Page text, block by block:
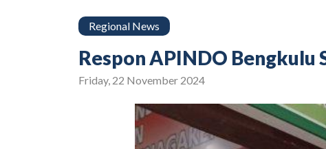
Regional News
Respon APINDO Bengkulu
Friday, 22 November 2024